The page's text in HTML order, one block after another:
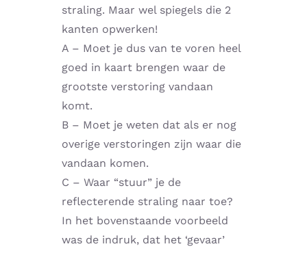
straling. Maar wel spiegels die 2
kanten opwerken!
A – Moet je dus van te voren heel
goed in kaart brengen waar de
grootste verstoring vandaan
komt.
B – Moet je weten dat als er nog
overige verstoringen zijn waar die
vandaan komen.
C – Waar “stuur” je de
reflecterende straling naar toe?
In het bovenstaande voorbeeld
was de indruk, dat het ‘gevaar’